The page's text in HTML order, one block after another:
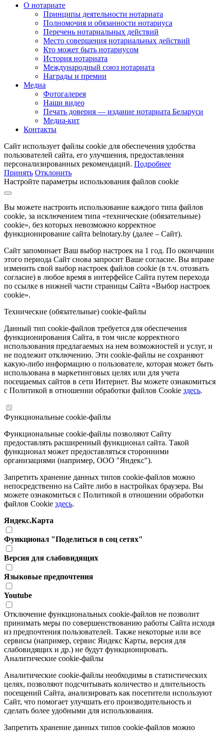
О нотариате
Принципы деятельности нотариата
Полномочия и обязанности нотариуса
Перечень нотариальных действий
Место совершения нотариальных действий
Кто может быть нотариусом
История нотариата
Международный союз нотариата
Награды и премии
Медиа
Фотогалерея
Наши видео
Печать доверия — издание нотариата Беларуси
Медиа-кит
Контакты
Сайт использует файлы cookie для обеспечения удобства
пользователей сайта, его улучшения, предоставления
персонализированных рекомендаций. Подробнее
Принять Отклонить
Настройте параметры использования файлов cookie
Вы можете настроить использование каждого типа файлов
cookie, за исключением типа «технические (обязательные)
cookie», без которых невозможно корректное
функционирование сайта belnotary.by (далее – Сайт).
Сайт запоминает Ваш выбор настроек на 1 год. По окончании
этого периода Сайт снова запросит Ваше согласие. Вы вправе
изменить свой выбор настроек файлов cookie (в т.ч. отозвать
согласие) в любое время в интерфейсе Сайта путем перехода
по ссылке в нижней части страницы Сайта «Выбор настроек
cookie».
Технические (обязательные) cookie-файлы
Данный тип cookie-файлов требуется для обеспечения
функционирования Сайта, в том числе корректного
использования предлагаемых на нем возможностей и услуг, и
не подлежит отключению. Эти cookie-файлы не сохраняют
какую-либо информацию о пользователе, которая может быть
использована в маркетинговых целях или для учета
посещаемых сайтов в сети Интернет. Вы можете ознакомиться
с Политикой в отношении обработки файлов Cookie здесь.
Функциональные cookie-файлы
Функциональные cookie-файлы позволяют Сайту
предоставлять расширенный функционал сайта. Такой
функционал может предоставляться сторонними
организациями (например, ООО "Яндекс").
Запретить хранение данных типов cookie-файлов можно
непосредственно на Сайте либо в настройках браузера. Вы
можете ознакомиться с Политикой в отношении обработки
файлов Cookie здесь.
Яндекс.Карта
Функционал "Поделиться в соц сетях"
Версия для слабовидящих
Языковые предпочтения
Youtube
Отключение функциональных cookie-файлов не позволит
принимать меры по совершенствованию работы Сайта исходя
из предпочтения пользователей. Также некоторые или все
сервисы (например, сервис Яндекс Карты, версия для
слабовидящих и др.) не будут функционировать.
Аналитические cookie-файлы
Аналитические cookie-файлы необходимы в статистических
целях, позволяют подсчитывать количество и длительность
посещений Сайта, анализировать как посетители используют
Сайт, что помогает улучшать его производительность и
сделать более удобными для использования.
Запретить хранение данных типов cookie-файлов можно